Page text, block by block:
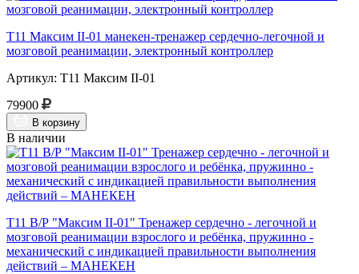
Т11 Максим II-01 манекен-тренажер сердечно-легочной и
мозговой реанимации, электронный контроллер
Артикул: Т11 Максим II-01
79900
В корзину
В наличии
Т11 В/Р "Максим II-01" Тренажер сердечно - легочной и
мозговой реанимации взрослого и ребёнка, пружинно -
механический с индикацией правильности выполнения
действий – МАНЕКЕН